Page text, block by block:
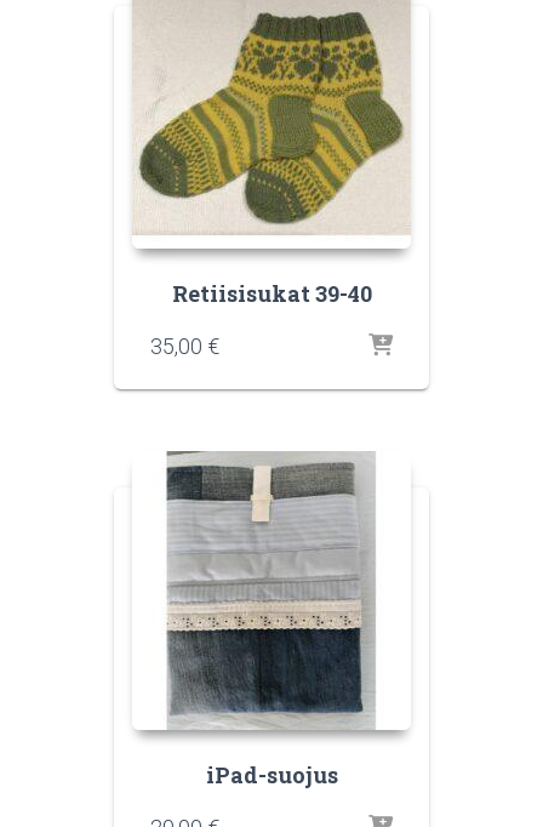
Retiisisukat 39-40
35,00 €
iPad-suojus